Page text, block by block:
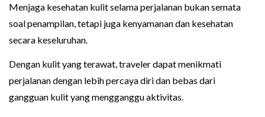
Menjaga kesehatan kulit selama perjalanan bukan semata
soal penampilan, tetapi juga kenyamanan dan kesehatan
secara keseluruhan.
Dengan kulit yang terawat, traveler dapat menikmati
perjalanan dengan lebih percaya diri dan bebas dari
gangguan kulit yang mengganggu aktivitas.